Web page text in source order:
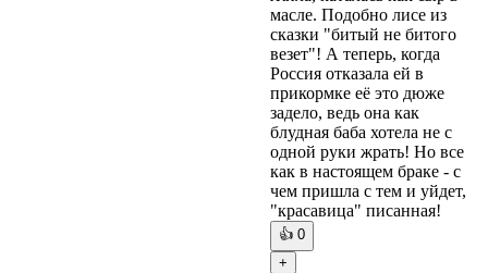
масле. Подобно лисе из
сказки "битый не битого
везет"! А теперь, когда
Россия отказала ей в
прикормке её это дюже
задело, ведь она как
блудная баба хотела не с
одной руки жрать! Но все
как в настоящем браке - с
чем пришла с тем и уйдет,
"красавица" писанная!
👍 0
+